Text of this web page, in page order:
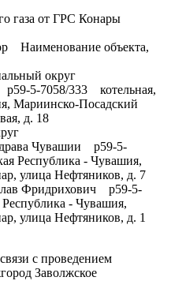
газа от ГРС Конары
объекта,
округ
5-7058/333 котельная,
Мариинско-Посадский
д. 18
Чувашии р59-5-
Республика - Чувашия,
улица Нефтяников, д. 7
Фридрихович р59-5-
- Чувашия,
улица Нефтяников, д. 1
с проведением
Заволжское